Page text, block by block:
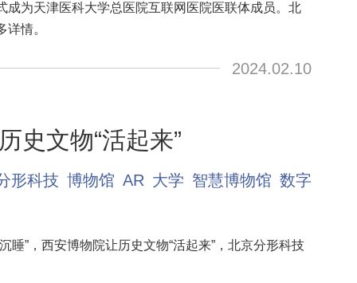
成为天津医科大学总医院互联网医院医联体成员。北
情。
2024.02.10
史文物“活起来”
形科技 博物馆 AR 大学 智慧博物馆 数字
睡”，西安博物院让历史文物“活起来”，北京分形科技